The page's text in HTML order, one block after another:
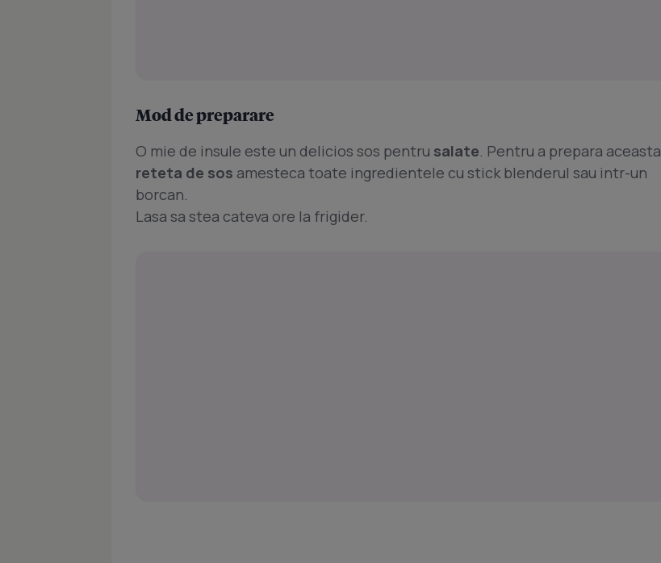
Mod de preparare
O mie de insule este un delicios sos pentru salate . Pentru a prepara aceasta
reteta de sos amesteca toate ingredientele cu stick blenderul sau intr-un
borcan.
Lasa sa stea cateva ore la frigider.